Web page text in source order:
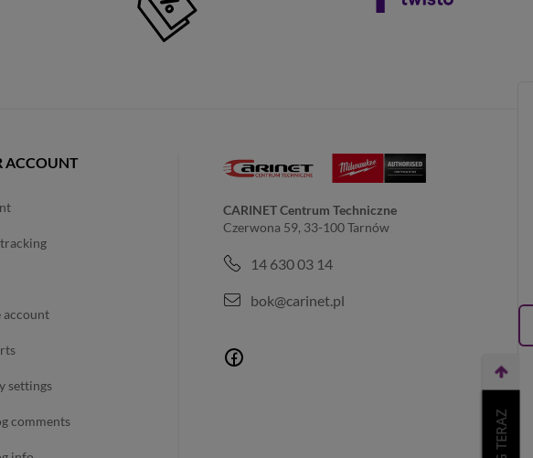
ACCOUNT
tracking
account
settings
comments
CARINET Centrum Techniczne
Czerwona 59, 33-100 Tarnów
14 630 03 14
bok@carinet.pl